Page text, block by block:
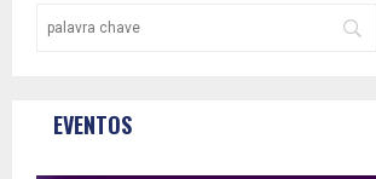
EVENTOS